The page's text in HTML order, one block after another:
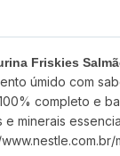
Friskies
úmido com
completo e
minerais